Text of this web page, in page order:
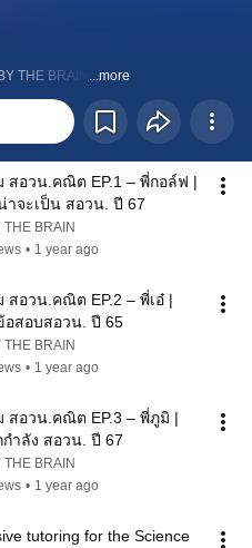
THE BRAIN ...more
สอวน.คณิต EP.1 – พี่กอล์ฟ |
าจะเป็น สอวน. ปี 67
THE BRAIN
• 1 year ago
สอวน.คณิต EP.2 – พี่เอ๋ |
อสอบสอวน. ปี 65
THE BRAIN
• 1 year ago
สอวน.คณิต EP.3 – พี่ภูมิ |
กำลัง สอวน. ปี 67
THE BRAIN
• 1 year ago
tutoring for the Science